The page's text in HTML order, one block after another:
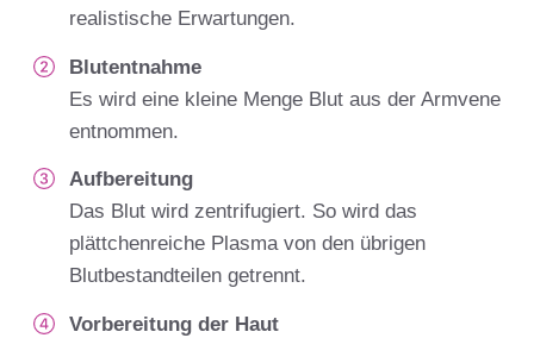
realistische Erwartungen.
Blutentnahme
Es wird eine kleine Menge Blut aus der Armvene
entnommen.
Aufbereitung
Das Blut wird zentrifugiert. So wird das
plättchenreiche Plasma von den übrigen
Blutbestandteilen getrennt.
Vorbereitung der Haut